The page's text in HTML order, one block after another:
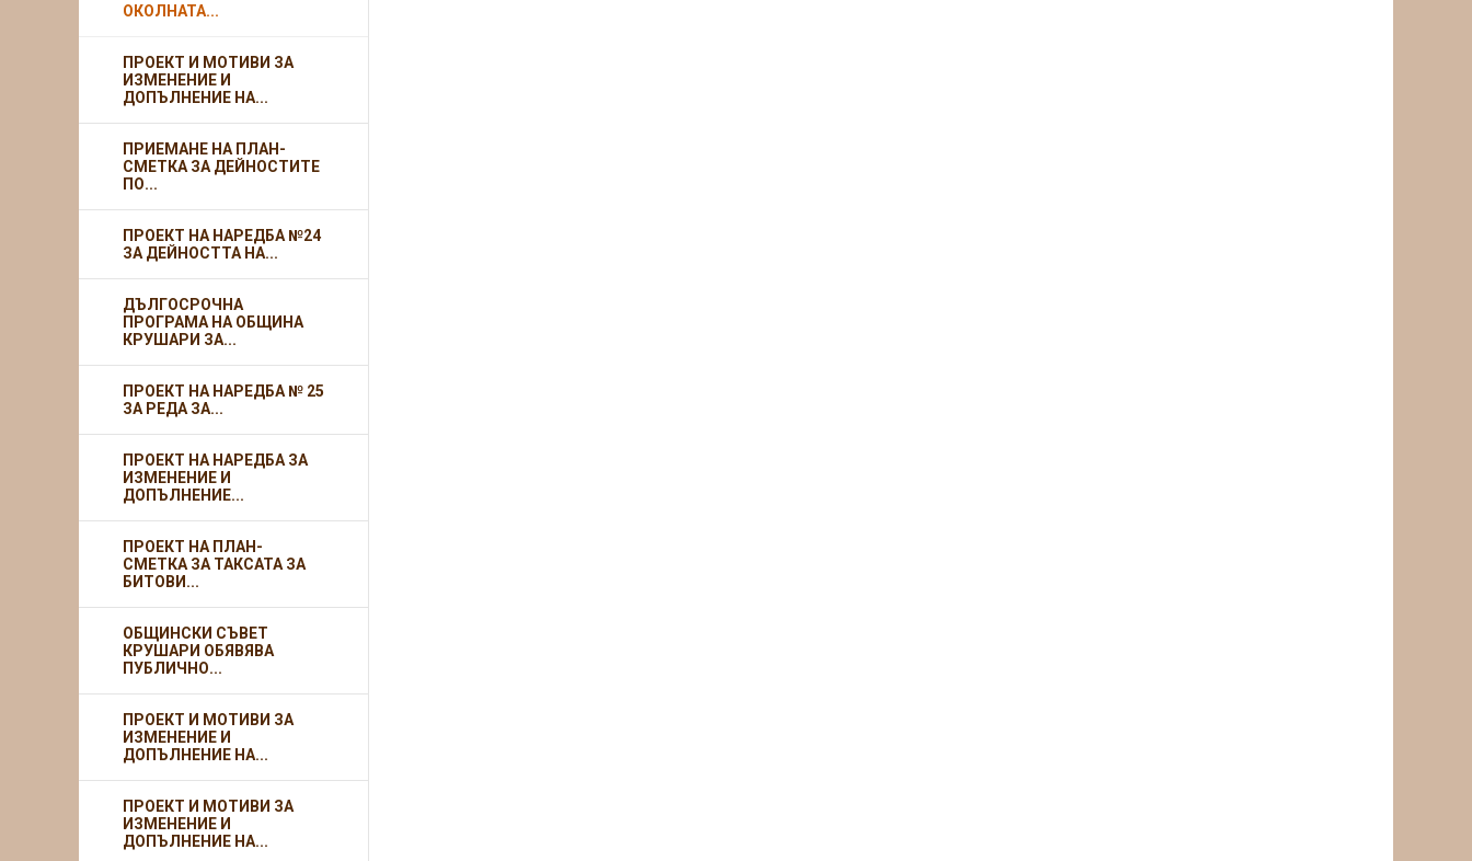
ОКОЛНАТА...
ПРОЕКТ И МОТИВИ ЗА
ИЗМЕНЕНИЕ И
ДОПЪЛНЕНИЕ НА...
ПРИЕМАНЕ НА ПЛАН-
СМЕТКА ЗА ДЕЙНОСТИТЕ
ПО...
ПРОЕКТ НА НАРЕДБА №24
ЗА ДЕЙНОСТТА НА...
ДЪЛГОСРОЧНА
ПРОГРАМА НА ОБЩИНА
КРУШАРИ ЗА...
ПРОЕКТ НА НАРЕДБА № 25
ЗА РЕДА ЗА...
ПРОЕКТ НА НАРЕДБА ЗА
ИЗМЕНЕНИЕ И
ДОПЪЛНЕНИЕ...
ПРОЕКТ НА ПЛАН-
СМЕТКА ЗА ТАКСАТА ЗА
БИТОВИ...
ОБЩИНСКИ СЪВЕТ
КРУШАРИ ОБЯВЯВА
ПУБЛИЧНО...
ПРОЕКТ И МОТИВИ ЗА
ИЗМЕНЕНИЕ И
ДОПЪЛНЕНИЕ НА...
ПРОЕКТ И МОТИВИ ЗА
ИЗМЕНЕНИЕ И
ДОПЪЛНЕНИЕ НА...